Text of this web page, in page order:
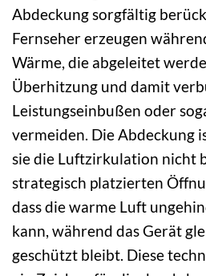
Abdeckung sorgfältig
Fernseher erzeugen
Wärme, die abgeleitet
Überhitzung und damit
Leistungseinbußen oder
vermeiden. Die Abdeckung
sie die Luftzirkulation nicht
strategisch platzierten
dass die warme Luft
kann, während das Gerät
geschützt bleibt. Diese